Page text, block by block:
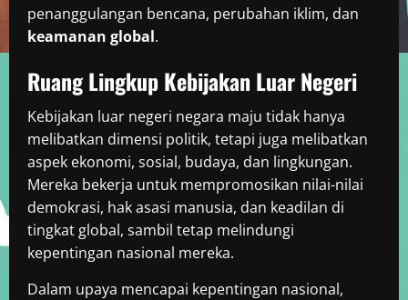
penanggulangan bencana, perubahan iklim, dan
keamanan global.
Ruang Lingkup Kebijakan Luar Negeri
Kebijakan luar negeri negara maju tidak hanya
melibatkan dimensi politik, tetapi juga melibatkan
aspek ekonomi, sosial, budaya, dan lingkungan.
Mereka bekerja untuk mempromosikan nilai-nilai
demokrasi, hak asasi manusia, dan keadilan di
tingkat global, sambil tetap melindungi
kepentingan nasional mereka.
Dalam upaya mencapai kepentingan nasional,